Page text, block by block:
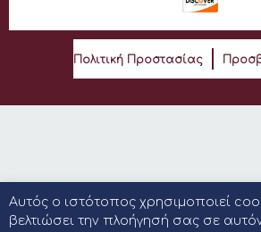
Πολιτική Προστασίας
Αυτός ο ιστότοπος χρησιμοποιεί
βελτιώσει την πλοήγησή σας σε